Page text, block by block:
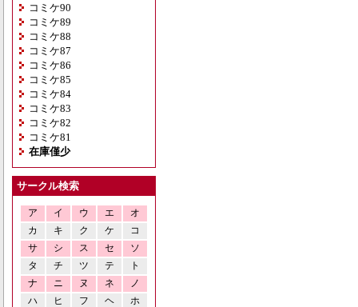
コミケ90
コミケ89
コミケ88
コミケ87
コミケ86
コミケ85
コミケ84
コミケ83
コミケ82
コミケ81
在庫僅少
サークル検索
ア イ ウ エ
オ
カ
キ ク ケ
コ
サ
シ ス セ
ソ
タ
チ ツ テ
ト
ナ
ニ ヌ ネ
ノ
ハ
ヒ フ ヘ
ホ